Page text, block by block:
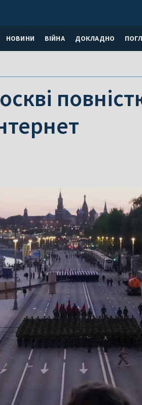
НОВИНИ ВІЙНА ДОКЛАДНО